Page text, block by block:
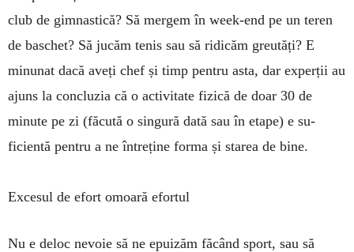
club de gim­nas­tică? Să mergem în week-end pe un teren
de bas­­chet? Să jucăm tenis sau să ridicăm greutăți? E
minu­nat dacă aveți chef și timp pentru asta, dar exper­ții au
ajuns la concluzia că o ac­tivitate fizică de doar 30 de
minute pe zi (făcută o sin­gură dată sau în etape) e su­
ficientă pentru a ne între­ține forma și starea de bine.
Excesul de efort omoară efortul
Nu e deloc nevoie să ne epuizăm făcând sport, sau să